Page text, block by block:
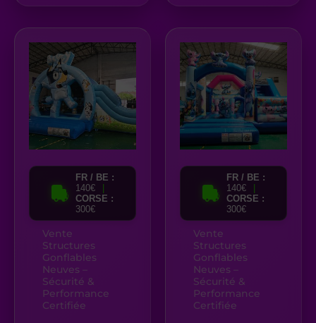
FR / BE :
140€
CORSE :
300€
Vente
Structures
Gonflables
Neuves –
Sécurité &
Performance
Certifiée
FR / BE :
140€
CORSE :
300€
Vente
Structures
Gonflables
Neuves –
Sécurité &
Performance
Certifiée